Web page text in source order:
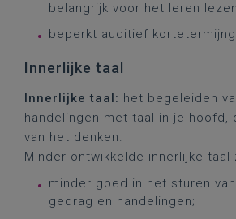
belangrijk voor het leren
beperkt auditief
Innerlijke taal
Innerlijke taal: het begeleiden
handelingen met taal in je hoofd,
van het denken.
Minder ontwikkelde innerlijke taal
minder goed in het sturen
gedrag en handelingen;